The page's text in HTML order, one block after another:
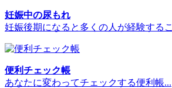
妊娠中の尿もれ
妊娠後期になると多くの人が経験する
便利チェック帳
あなたに変わってチェックする便利帳...